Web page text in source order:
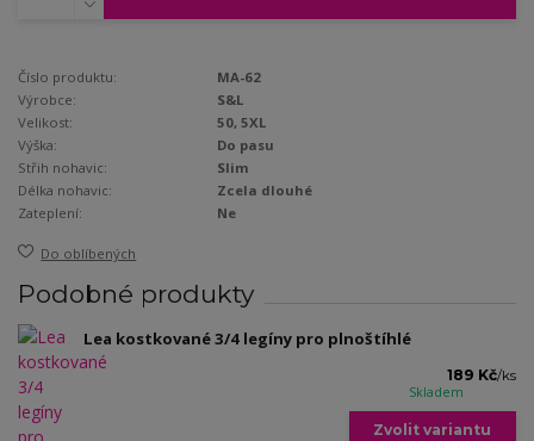
Číslo produktu:
MA-62
Výrobce:
S&L
Velikost:
50, 5XL
Výška:
Do pasu
Střih nohavic:
Slim
Délka nohavic:
Zcela dlouhé
Zateplení:
Ne
Do oblíbených
Podobné produkty
Lea kostkované 3/4 legíny pro plnoštíhlé
189 Kč/ks
Skladem
Zvolit variantu